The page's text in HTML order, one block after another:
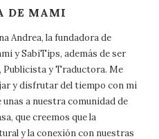
DE MAMI
Andrea, la fundadora de
y SabiTips, además de ser
Publicista y Traductora. Me
y disfrutar del tiempo con mi
a nuestra comunidad de
que creemos que la
y la conexión con nuestras